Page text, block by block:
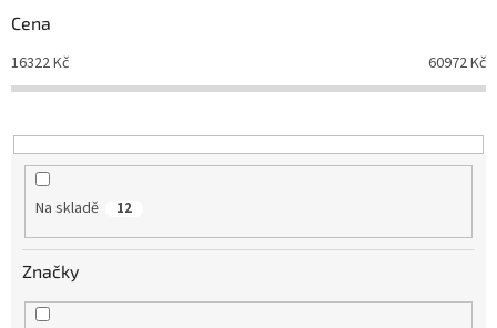
r
o
d
u
t
ů
Cena
16322Kč 60972Kč
Na skladě 12
Značky